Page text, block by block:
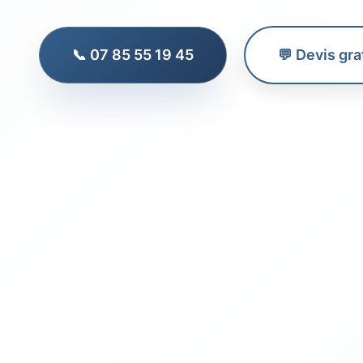
📞 07 85 55 19 45 💬 Devis